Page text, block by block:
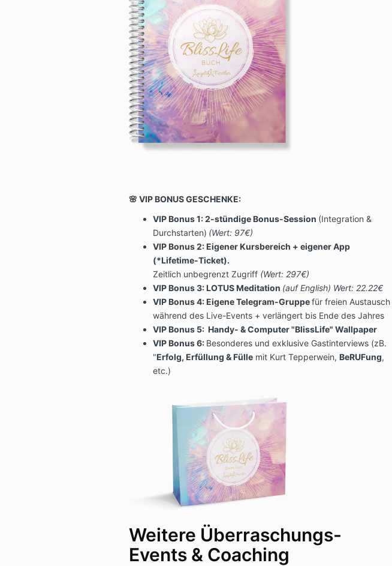
🌸 VIP BONUS GESCHENKE:
VIP Bonus 1: 2-stündige Bonus-Session (Integration &
Durchstarten) (Wert: 97€)
VIP Bonus 2: Eigener Kursbereich + eigener App
(*Lifetime-Ticket).
Zeitlich unbegrenzt Zugriff(Wert: 297€)
VIP Bonus 3: LOTUS Meditation (auf English) Wert: 22.22€
VIP Bonus 4: Eigene Telegram-Gruppe für freien Austausch
während des Live-Events + verlängert bis Ende des Jahres
VIP Bonus 5: Handy- & Computer "BlissLife" Wallpaper
VIP Bonus 6: Besonderes und exklusive Gastinterviews (zB.
"Erfolg, Erfüllung & Füllemit Kurt Tepperwein, BeRUFung,
etc.)
Weitere Überraschungs-
Events & Coaching